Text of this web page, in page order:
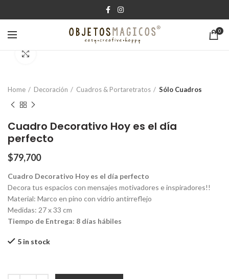
0
Home Decoración Cuadros & Portaretratos Sólo Cuadros
Cuadro Decorativo Hoy es el día
perfecto
$79,700
Cuadro Decorativo Hoy es el día perfecto
Decora tus espacios con mensajes motivadores e inspiradores!!
Material: Marco en pino con vidrio antirreflejo
Medidas: 27 x 33 cm
Tiempo de Entrega: 8 días hábiles
5 in stock